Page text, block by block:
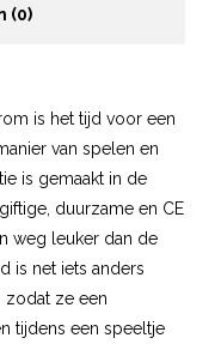
(0)
is het tijd voor een
van spelen en
is gemaakt in de
duurzame en CE
weg leuker dan de
is net iets anders
ze een
tijdens een speeltje